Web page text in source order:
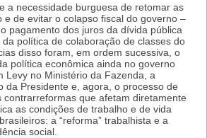
a necessidade burguesa de retomar as
e de evitar o colapso fiscal do governo –
pagamento dos juros da dívida pública
política de colaboração de classes do
disso foram, em ordem sucessiva, o
política econômica ainda no governo
Levy no Ministério da Fazenda, a
da Presidente e, agora, o processo de
contrarreformas que afetam diretamente
as condições de trabalho e de vida
a “reforma” trabalhista e a
social.